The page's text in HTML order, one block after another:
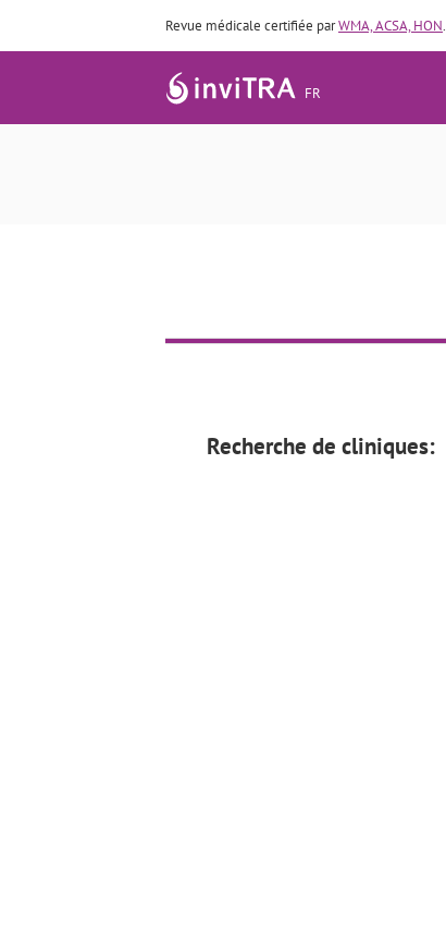
Revue médicale certifiée parWMA, ACSA, HON.
FR
Recherche de cliniques: